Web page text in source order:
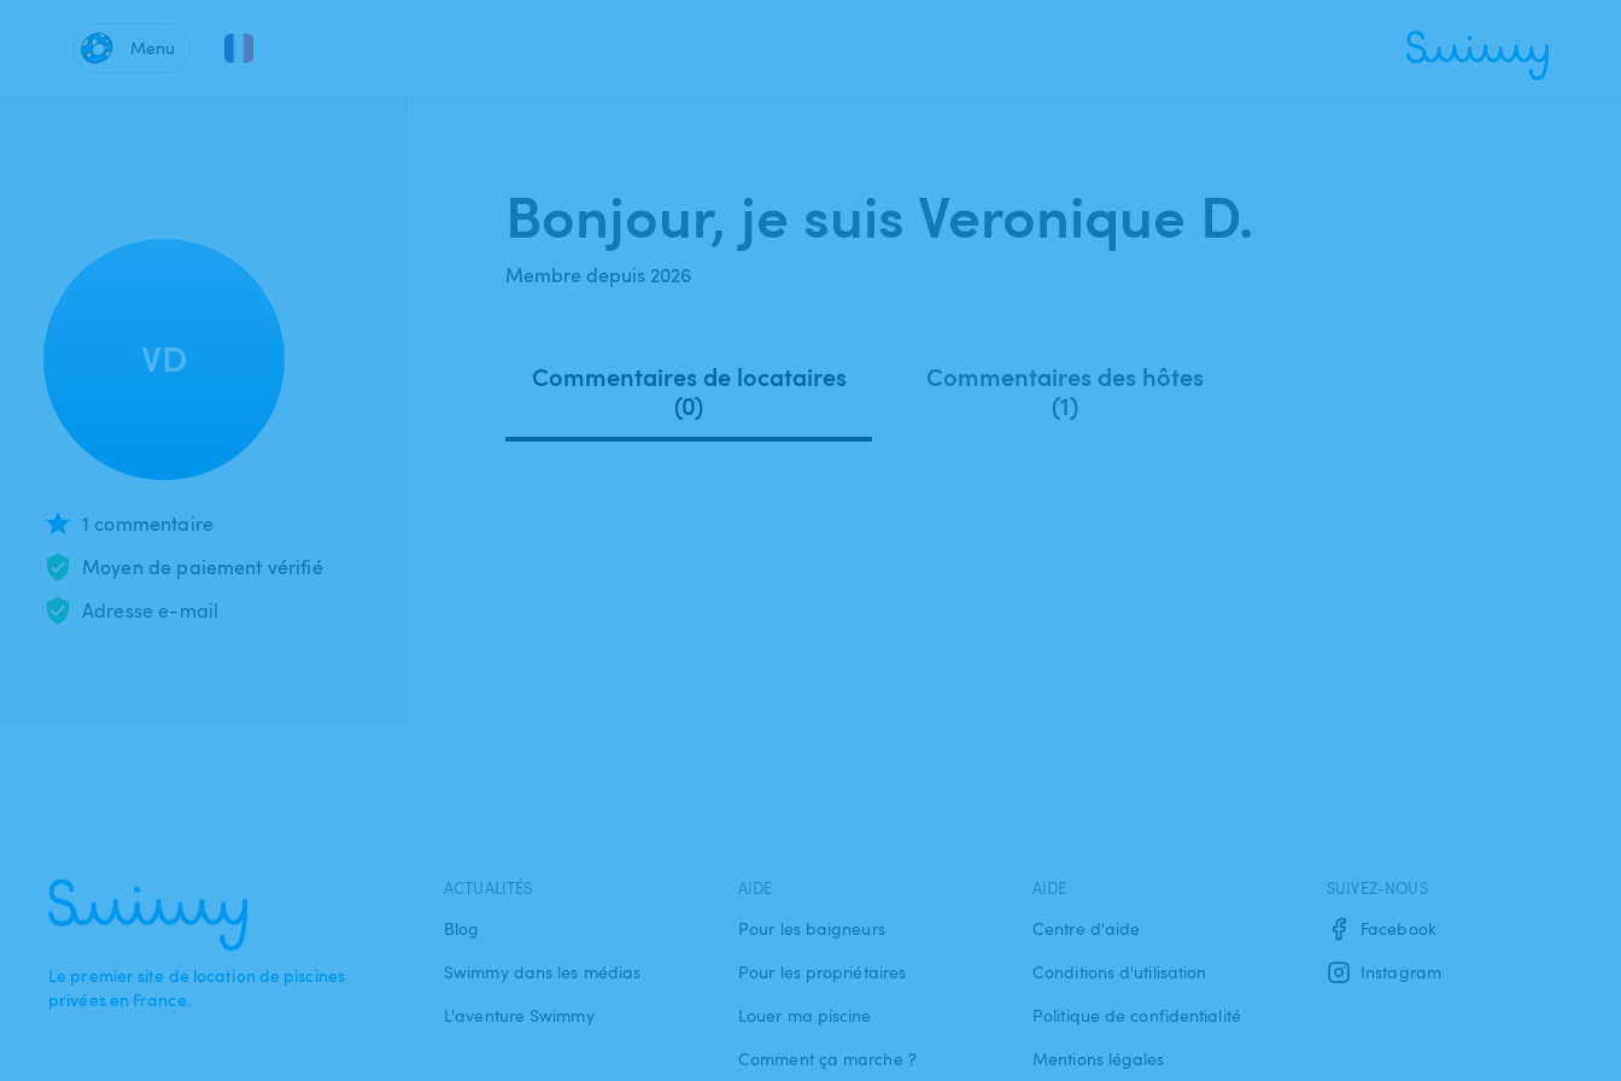
Menu
VD
1 commentaire
Moyen de paiement vérifié
Adresse e-mail
Bonjour, je suis Veronique D.
Membre depuis 2026
Commentaires de locataires
(0)
Commentaires des hôtes
(1)
Le premier site de location de piscines
privées en France.
ACTUALITÉS
Blog
Swimmy dans les médias
L'aventure Swimmy
AIDE
Pour les baigneurs
Pour les propriétaires
Louer ma piscine
Comment ça marche ?
AIDE
Centre d'aide
Conditions d'utilisation
Politique de confidentialité
Mentions légales
SUIVEZ-NOUS
Facebook
Instagram